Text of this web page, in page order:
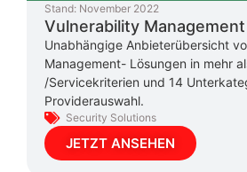
Stand: November 2022
Vulnerability
Unabhängige Anbieterübersicht
Management- Lösungen in mehr
/Servicekriterien und 14
Providerauswahl.
Security Solutions
JETZT ANSEHEN